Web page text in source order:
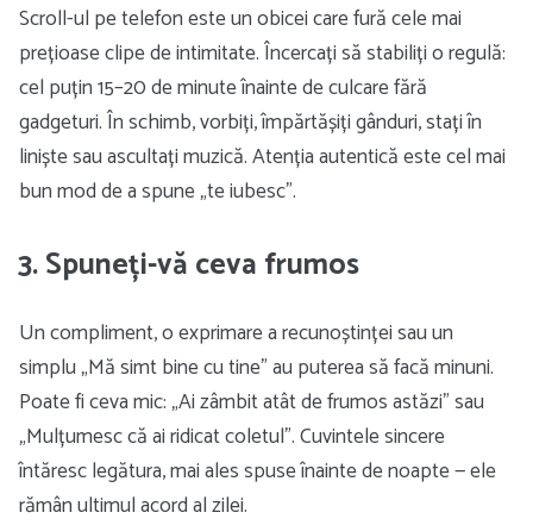
Scroll-ul pe telefon este un obicei care fură cele mai
prețioase clipe de intimitate. Încercați să stabiliți o regulă:
cel puțin 15–20 de minute înainte de culcare fără
gadgeturi. În schimb, vorbiți, împărtășiți gânduri, stați în
liniște sau ascultați muzică. Atenția autentică este cel mai
bun mod de a spune „te iubesc”.
3. Spuneți-vă ceva frumos
Un compliment, o exprimare a recunoștinței sau un
simplu „Mă simt bine cu tine” au puterea să facă minuni.
Poate fi ceva mic: „Ai zâmbit atât de frumos astăzi” sau
„Mulțumesc că ai ridicat coletul”. Cuvintele sincere
întăresc legătura, mai ales spuse înainte de noapte — ele
rămân ultimul acord al zilei.